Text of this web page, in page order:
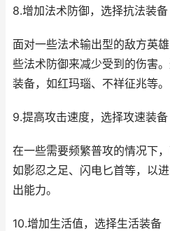
8.增加法术防御，选择抗法装备
面对一些法术输出型的敌方英
些法术防御来减少受到的伤害
装备，如红玛瑙、不祥征兆等。
9.提高攻击速度，选择攻速装备
在一些需要频繁普攻的情况下
如影忍之足、闪电匕首等，以
出能力。
10.增加生活值，选择生活装备